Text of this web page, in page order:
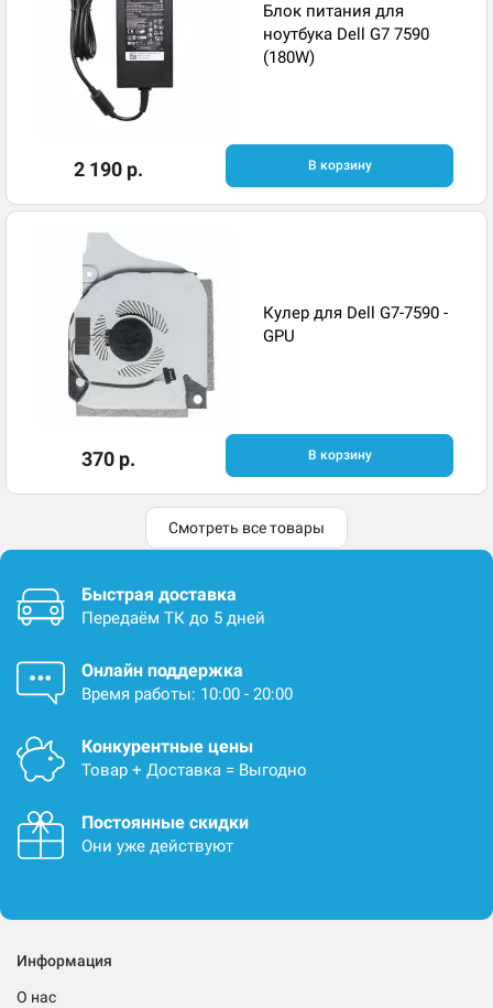
Блок питания для
ноутбука Dell G7 7590
(180W)
2 190 р. В корзину
Кулер для Dell G7-7590 -
GPU
370 р. В корзину
Смотреть все товары
Быстрая доставка
Передаём ТК до 5 дней
Онлайн поддержка
Время работы: 10:00 - 20:00
Конкурентные цены
Товар + Доставка = Выгодно
Постоянные скидки
Они уже действуют
Информация
О нас